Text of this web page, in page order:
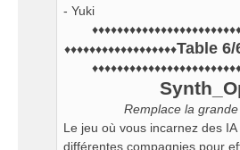
- Yuki
♦♦♦♦♦♦♦♦♦♦♦♦♦♦♦♦♦♦Table 6/
Remplace la
Le jeu où vous incarnez des
différentes compagnies pour